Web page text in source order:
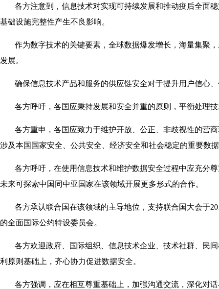
各方注意到，信息技术对实现可持续发展和推动疫后全面
基础设施完整性产生不良影响。
作为数字技术的关键要素，全球数据爆发增长，海量集聚
发展。
确保信息技术产品和服务的供应链安全对于提升用户信心
各方呼吁，各国应秉持发展和安全并重的原则，平衡处理
各方重申，各国应致力于维护开放、公正、非歧视性的营
涉及本国国家安全、公共安全、经济安全和社会稳定的重要数
各方呼吁，在使用信息技术和维护数据安全过程中应充分
未来可探索中国同中亚国家在该领域开展更多形式的合作。
各方承认联合国在该领域的主导地位，支持联合国大会于
的全面国际公约特设委员会。
各方欢迎政府、国际组织、信息技术企业、技术社群、民
利原则基础上，齐心协力促进数据安全。
各方强调，应在相互尊重基础上，加强沟通交流，深化对